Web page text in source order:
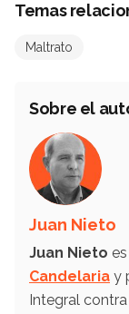
Temas
Maltrato
Sobre el
Juan Nieto
Juan Nieto
Candelaria y
Integral